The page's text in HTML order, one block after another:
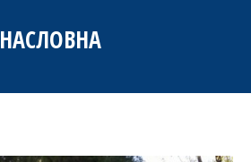
НАСЛОВНА